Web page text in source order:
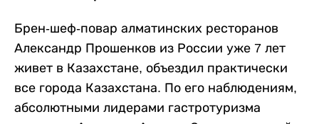
Брен-шеф-повар алматинских ресторанов
Александр Прошенков из России уже 7 лет
живет в Казахстане, объездил практически
все города Казахстана. По его наблюдениям,
абсолютными лидерами гастротуризма